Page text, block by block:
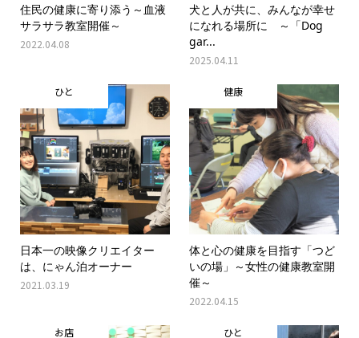
住民の健康に寄り添う～血液
サラサラ教室開催～
2022.04.08
犬と人が共に、みんなが幸せ
になれる場所に ～「Dog
gar...
2025.04.11
ひと
日本一の映像クリエイター
は、にゃん泊オーナー
2021.03.19
健康
体と心の健康を目指す「つど
いの場」～女性の健康教室開
催～
2022.04.15
お店 ひと